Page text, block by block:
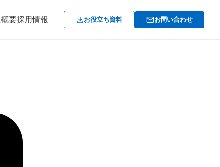
要採用情報 お役立ち資料 お問い合わせ